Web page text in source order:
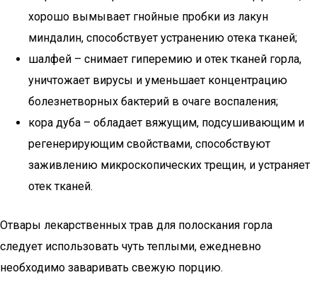
хорошо вымывает гнойные пробки из лакун
миндалин, способствует устранению отека тканей;
шалфей – снимает гиперемию и отек тканей горла,
уничтожает вирусы и уменьшает концентрацию
болезнетворных бактерий в очаге воспаления;
кора дуба – обладает вяжущим, подсушивающим и
регенерирующим свойствами, способствуют
заживлению микроскопических трещин, и устраняет
отек тканей.
Отвары лекарственных трав для полоскания горла
следует использовать чуть теплыми, ежедневно
необходимо заваривать свежую порцию.